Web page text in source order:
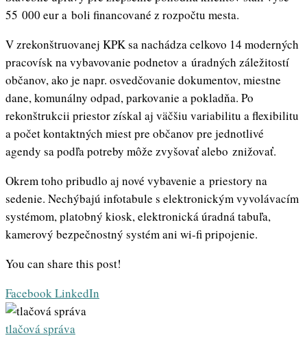
55 000 eur a boli financované z rozpočtu mesta.
V zrekonštruovanej KPK sa nachádza celkovo 14 moderných
pracovísk na vybavovanie podnetov a úradných záležitostí
občanov, ako je napr. osvedčovanie dokumentov, miestne
dane, komunálny odpad, parkovanie a pokladňa. Po
rekonštrukcii priestor získal aj väčšiu variabilitu a flexibilitu
a počet kontaktných miest pre občanov pre jednotlivé
agendy sa podľa potreby môže zvyšovať alebo znižovať.
Okrem toho pribudlo aj nové vybavenie a priestory na
sedenie. Nechýbajú infotabule s elektronickým vyvolávacím
systémom, platobný kiosk, elektronická úradná tabuľa,
kamerový bezpečnostný systém ani wi-fi pripojenie.
You can share this post!
FacebookLinkedIn
tlačová správa